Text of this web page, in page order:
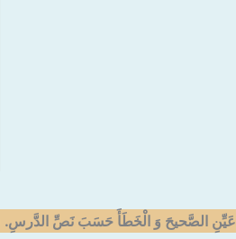
عَیِّنِ الصَّحیحَ وَ الْخَطَأَ حَسَبَ نَصِّ الدَّرسِ.